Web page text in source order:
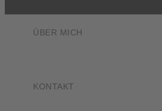
ÜBER MICH
KONTAKT